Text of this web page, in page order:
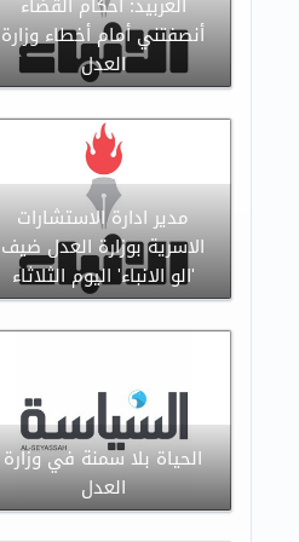
أنصفتني أمام أخطاء وزارة
العدل
مدير ادارة الاستشارات
الاسرية بوزارة العدل ضيف
'الو الانباء' اليوم الثلاثاء
الحياة بلا سمنة في وزارة
العدل